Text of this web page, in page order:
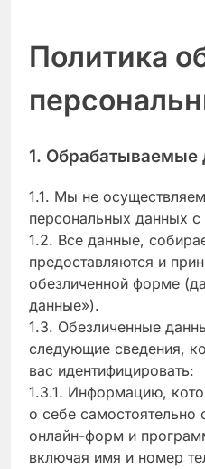
Политика
1. Обрабатываемые
1.1. Мы не
персональных данных
1.2. Все данные,
предоставляются и
обезличенной форме
данные»).
1.3. Обезличенные
следующие сведения,
вас идентифицировать:
1.3.1. Информацию,
о себе самостоятельно
онлайн-форм и
включая имя и номер